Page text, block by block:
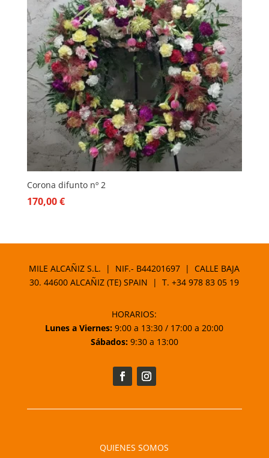
Corona difunto nº 2
170,00€
MILE ALCAÑIZ S.L. | NIF.- B44201697 | CALLE BAJA
30. 44600 ALCAÑIZ (TE) SPAIN | T.+34 978 83 05 19
HORARIOS:
Lunes a Viernes: 9:00 a 13:30 / 17:00 a 20:00
Sábados:9:30 a 13:00
QUIENES SOMOS